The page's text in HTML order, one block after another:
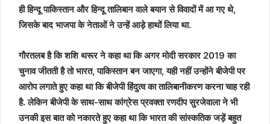
ही हिन्दू पाकिस्तान और हिन्दू तालिबान वाले बयान से विवादों में आ गए थे,
जिसके बाद भाजपा के नेताओं ने उन्हें आड़े हाथों लिया था.
गौरतलब है कि शशि थरूर ने कहा था कि अगर मोदी सरकार 2019 का
चुनाव जीतती है तो भारत, पाकिस्तान बन जाएगा, यही नहीं उन्होंने बीजेपी पर
आरोप लगाते हुए कहा था कि बीजेपी हिंदुत्व का तालिबानीकरण करना चाह रही
है. लेकिन बीजेपी के साथ-साथ कांग्रेस प्रवक्ता रणदीप सुरजेवाला ने भी
उनकी इस बात को नकारते हुए कहा था कि भारत की सांस्कतिक जड़ें बहुत